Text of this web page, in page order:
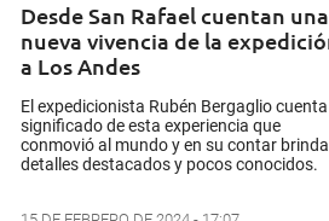
Desde San Rafael cuentan una
nueva vivencia de la
a Los Andes
El expedicionista Rubén Bergaglio cuenta
significado de esta experiencia que
conmovió al mundo y en su contar brinda
detalles destacados y pocos conocidos.